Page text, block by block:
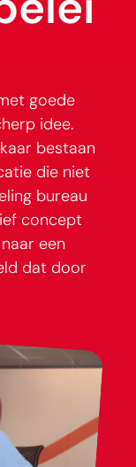
goede
idee.
bestaan
die niet
bureau
concept
een
dat door